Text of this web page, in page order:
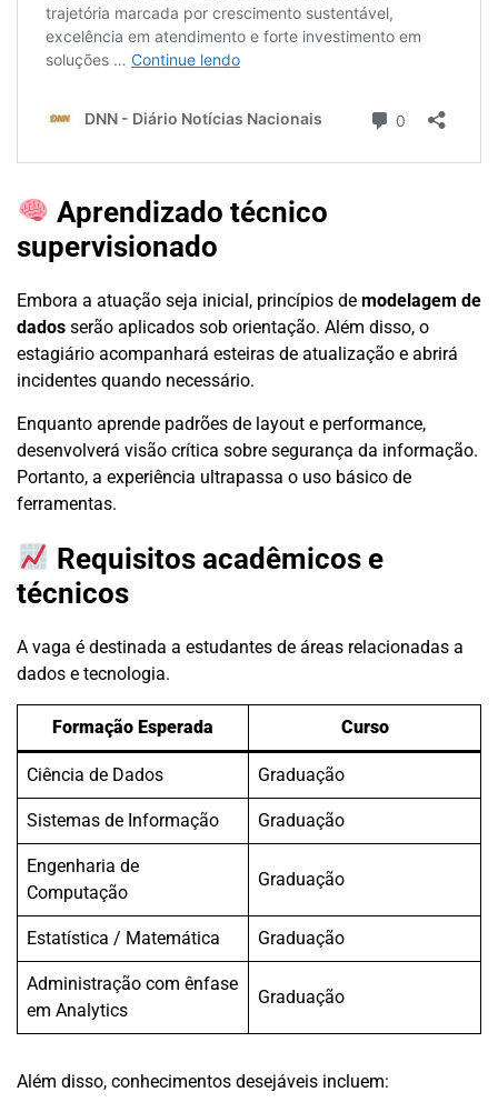
Aprendizado técnico
supervisionado
Embora a atuação seja inicial, princípios de modelagem de
dados serão aplicados sob orientação. Além disso, o
estagiário acompanhará esteiras de atualização e abrirá
incidentes quando necessário.
Enquanto aprende padrões de layout e performance,
desenvolverá visão crítica sobre segurança da informação.
Portanto, a experiência ultrapassa o uso básico de
ferramentas.
Requisitos acadêmicos e
técnicos
A vaga é destinada a estudantes de áreas relacionadas a
dados e tecnologia.
Formação Esperada Curso
Ciência de Dados Graduação
Sistemas de Informação Graduação
Engenharia de
Computação
Graduação
Estatística / Matemática Graduação
Administração com ênfase
em Analytics
Graduação
Além disso, conhecimentos desejáveis incluem: